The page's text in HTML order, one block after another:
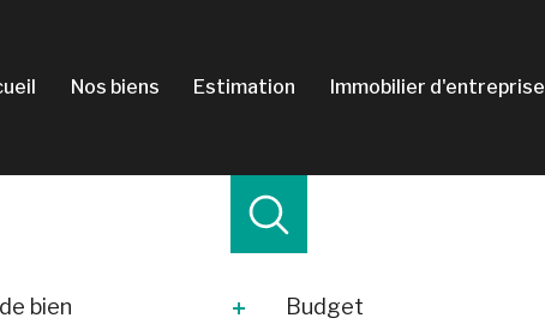
nos biens estimation immobilier d'entreprise
bien
Budget